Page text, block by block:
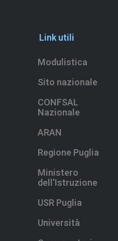
Link utili
Modulistica
Sito nazionale
CONFSAL
Nazionale
ARAN
Regione Puglia
Ministero
dell’Istruzione
USR Puglia
Università